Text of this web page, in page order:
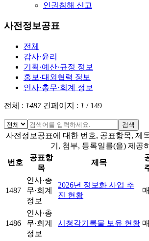
인권침해 신고
사전정보공표
전체
감사·윤리
기획·예산·규정 정보
홍보·대외협력 정보
인사·총무·회계 정보
전체 : 1487건페이지 : 1 / 149
검색
사전정보공표에 대한 번호, 공표항목, 제
기, 첨부, 등록일를(을) 제공
번호
공표항
목
제목
1487
인사·총
무·회계
정보
2026년 정보화 사업 추
진 현황
1486
인사·총
무·회계
정보
시청각기록물 보유 현황